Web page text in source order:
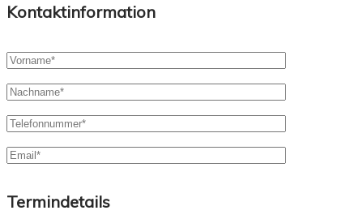
Kontaktinformation
Termindetails